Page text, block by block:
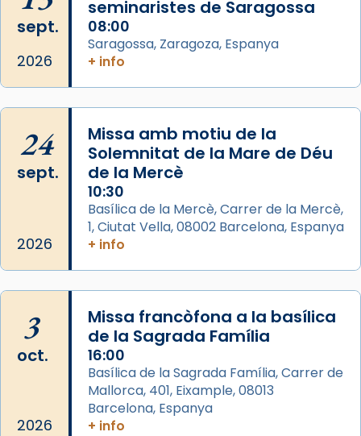
Mons. David Abadías.
📸 Dr. G. Simón
Foto
Arquebisbat de Barcelona
2 weeks ago
Memòria de les santes Juliana i
Semproniana, verges i màrtirs.
Acompanyant la història de sant Cugat, a
partir de l’Edat Mitjana sorgeix la tradició
que les santes Juliana (“relatiu a Júlia”) i
Semproniana (“relatiu a Semprònia =
eterna”) són deixebles seves. I l’any 1667, el
frare Joan Gaspar Roig, afirma en una obra
que les santes són filles de l’antiga Iluro.
Mataró en reivindicarà les relíq
Foto
sept.
2026
seminaristes de Saragossa
08:00
Saragossa, Zaragoza, Espanya
+ info
24
sept.
2026
Missa amb motiu de la
Solemnitat de la Mare de Déu
de la Mercè
10:30
Basílica de la Mercè, Carrer de la Mercè,
1, Ciutat Vella, 08002 Barcelona, Espanya
+ info
3
oct.
2026
Missa francòfona a la basílica
de la Sagrada Família
16:00
Basílica de la Sagrada Família, Carrer de
Mallorca, 401, Eixample, 08013
Barcelona, Espanya
+ info